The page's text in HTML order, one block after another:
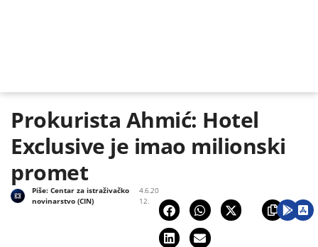
Prokurista Ahmić: Hotel
Exclusive je imao milionski
promet
4.6.20
12.
Piše:Centar za istraživačko
novinarstvo (CIN)